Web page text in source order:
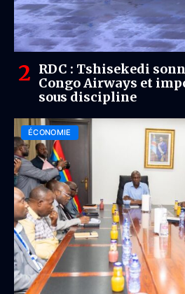
RDC : Tshisekedi
Congo Airways et
sous discipline
ÉCONOMIE